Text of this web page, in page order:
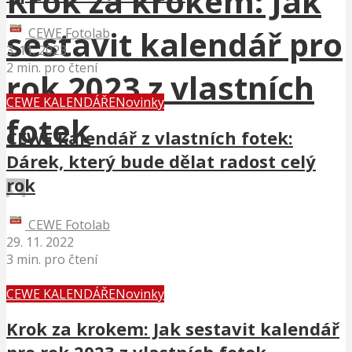
sestavit kalendář pro
rok 2023 z vlastních
fotek
Helena Piwowarcziková
CEWE Fotolab
3. 11. 2023
2 min. pro čtení
CEWE KALENDÁŘENovinky
CEWE kalendář z vlastních fotek:
Dárek, který bude dělat radost celý
rok
CEWE Fotolab
29. 11. 2022
3 min. pro čtení
CEWE KALENDÁŘENovinky
Krok za krokem: Jak sestavit kalendář